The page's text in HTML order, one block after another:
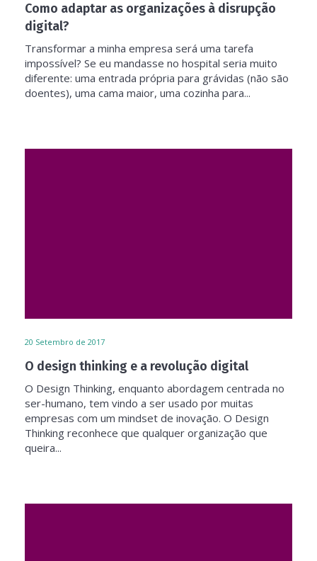
Como adaptar as organizações à disrupção
digital?
Transformar a minha empresa será uma tarefa
impossível? Se eu mandasse no hospital seria muito
diferente: uma entrada própria para grávidas (não são
doentes), uma cama maior, uma cozinha para...
20 Setembro de 2017
O design thinking e a revolução digital
O Design Thinking, enquanto abordagem centrada no
ser-humano, tem vindo a ser usado por muitas
empresas com um mindset de inovação. O Design
Thinking reconhece que qualquer organização que
queira...